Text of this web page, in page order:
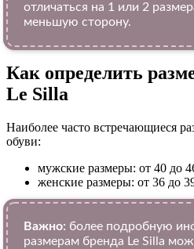
отличаться на 1 или 2
меньшую сторону.
Как определить
Le Silla
Наиболее часто встречающиеся
обуви:
мужские размеры: от 40 до
женские размеры: от 36 до
Важно: более подробную
размерам бренда Le Silla